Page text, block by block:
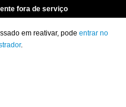
fora de serviço
em reativar, pode entrar no
.